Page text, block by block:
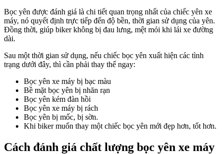
Bọc yên được đánh giá là chi tiết quan trọng nhất của chiếc yên xe
máy, nó quyết định trực tiếp đến độ bền, thời gian sử dụng của yên.
Đồng thời, giúp biker không bị đau lưng, mệt mỏi khi lái xe đường
dài.
Sau một thời gian sử dụng, nếu chiếc bọc yên xuất hiện các tình
trạng dưới đây, thì cần phải thay thế ngay:
Bọc yên xe máy bị bạc màu
Bề mặt bọc yên bị nhăn rạn
Bọc yên kém đàn hồi
Bọc yên xe máy bị rách
Bọc yên bị mốc, bị sờn.
Khi biker muốn thay một chiếc bọc yên mới đẹp hơn, tốt hơn.
Cách đánh giá chất lượng bọc yên xe máy